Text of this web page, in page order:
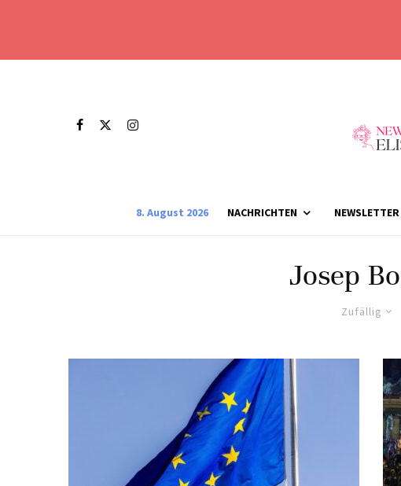
8. August 2026 NACHRICHTEN NEWSLETTER
Josep
Zufällig